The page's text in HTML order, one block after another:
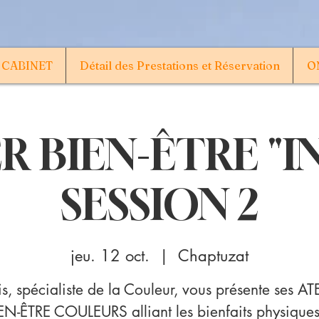
Détail des Prestations et Réservation
BIEN-ÊTRE
SESSION 2
jeu. 12 oct.
  |
Chaptuzat
spécialiste de la Couleur, vous présente ses
ÊTRE COULEURS alliant les bienfaits